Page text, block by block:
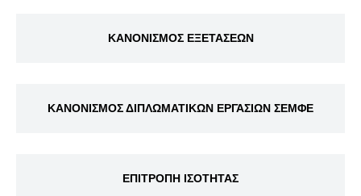
ΚΑΝΟΝΙΣΜΟΣ ΕΞΕΤΑΣΕΩΝ
ΚΑΝΟΝΙΣΜΟΣ ΔΙΠΛΩΜΑΤΙΚΩΝ ΕΡΓΑΣΙΩΝ ΣΕΜΦΕ
ΕΠΙΤΡΟΠΗ ΙΣΟΤΗΤΑΣ